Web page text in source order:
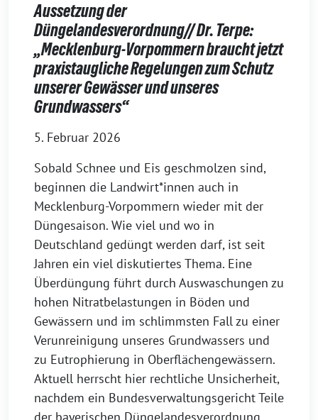
Aussetzung der
Düngelandesverordnung// Dr. Terpe:
„Mecklenburg-Vorpommern braucht jetzt
praxistaugliche Regelungen zum Schutz
unserer Gewässer und unseres
Grundwassers“
5. Februar 2026
Sobald Schnee und Eis geschmolzen sind,
beginnen die Landwirt*innen auch in
Mecklenburg-Vorpommern wieder mit der
Düngesaison. Wie viel und wo in
Deutschland gedüngt werden darf, ist seit
Jahren ein viel diskutiertes Thema. Eine
Überdüngung führt durch Auswaschungen zu
hohen Nitratbelastungen in Böden und
Gewässern und im schlimmsten Fall zu einer
Verunreinigung unseres Grundwassers und
zu Eutrophierung in Oberflächengewässern.
Aktuell herrscht hier rechtliche Unsicherheit,
nachdem ein Bundesverwaltungsgericht Teile